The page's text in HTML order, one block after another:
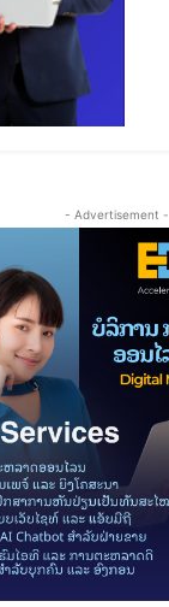
- Advertisement -